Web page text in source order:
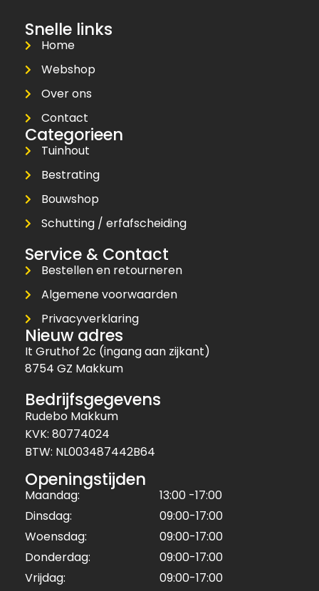
Snelle links
Home
Webshop
Over ons
Contact
Categorieen
Tuinhout
Bestrating
Bouwshop
Schutting / erfafscheiding
Service & Contact
Bestellen en retourneren
Algemene voorwaarden
Privacyverklaring
Nieuw adres
It Gruthof 2c (ingang aan zijkant)
8754 GZ Makkum
Bedrijfsgegevens
Rudebo Makkum
KVK: 80774024
BTW: NL003487442B64
Openingstijden
Maandag:
13:00 -17:00
Dinsdag:
09:00-17:00
Woensdag:
09:00-17:00
Donderdag:
09:00-17:00
Vrijdag:
09:00-17:00